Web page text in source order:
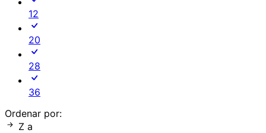
12
20
28
36
Ordenar por:
Z a